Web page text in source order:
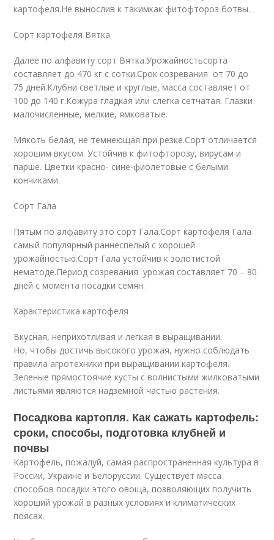
картофеля.Не вынослив к такимкак фитофтороз ботвы.
Сорт картофеля Вятка
Далее по алфавиту сорт Вятка.Урожайностьсорта
составляет до 470 кг с сотки.Срок созревания от 70 до
75 дней.Клубни светлые и круглые, масса составляет от
100 до 140 г.Кожура гладкая или слегка сетчатая. Глазки
малочисленные, мелкие, ямковатые.
Мякоть белая, не темнеющая при резке.Сорт отличается
хорошим вкусом. Устойчив к фитофторозу, вирусам и
парше. Цветки красно- сине-фиолетовые с белыми
кончиками.
Сорт Гала
Пятым по алфавиту это сорт Гала.Сорт картофеля Гала
самый популярный раннеспелый с хорошей
урожайностью.Сорт Гала устойчив к золотистой
нематоде.Период созревания урожая составляет 70 – 80
дней с момента посадки семян.
Характеристика картофеля
Вкусная, неприхотливая и легкая в выращивании.
Но, чтобы достичь высокого урожая, нужно соблюдать
правила агротехники при выращивании картофеля.
Зеленые прямостоячие кусты с волнистыми жилковатыми
листьями являются надземной частью растения.
Посадкова картопля. Как сажать картофель:
сроки, способы, подготовка клубней и
почвы
Картофель, пожалуй, самая распространенная культура в
России, Украине и Белоруссии. Существует масса
способов посадки этого овоща, позволяющих получить
хороший урожай в разных условиях и климатических
поясах.